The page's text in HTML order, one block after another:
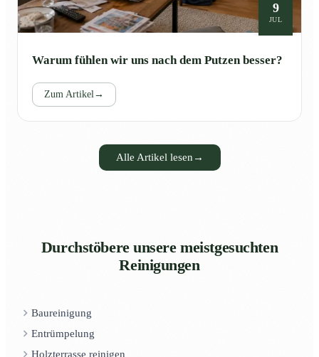
9
JUL
Warum fühlen wir uns nach dem Putzen besser?
Zum Artikel →
Alle Artikel lesen →
Durchstöbere unsere meistgesuchten
Reinigungen
Baureinigung
Entrümpelung
Holzterrasse reinigen